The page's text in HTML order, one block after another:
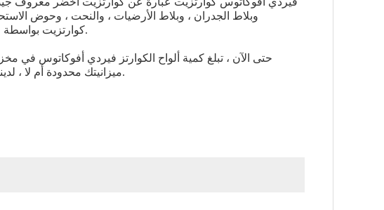
وبلاط الجدران ، وبلاط الأرضيات ، والنحت ، وحوض
كوارتزيت بواسطة مصقول ، مصقول ، جلد ، غسيل بالحمض ، إلخ.
ميزانيتك محدودة أم لا ، لدينا جميعًا أنواعًا مختلفة من الأنماط للرجوع إليها.